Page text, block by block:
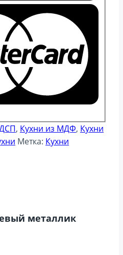
, Кухни из МДФ, Кухни
Метка: Кухни
металлик